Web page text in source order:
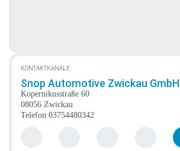
KONTAKTKANÄLE
Snop Automotive Zwickau GmbH
Kopernikusstraße 60
08056 Zwickau
Telefon 03754480342